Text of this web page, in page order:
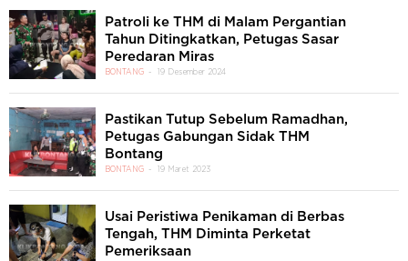
Patroli ke THM di Malam Pergantian
Tahun Ditingkatkan, Petugas Sasar
Peredaran Miras
BONTANG 19 Desember 2024
Pastikan Tutup Sebelum Ramadhan,
Petugas Gabungan Sidak THM
Bontang
BONTANG 19 Maret 2023
Usai Peristiwa Penikaman di Berbas
Tengah, THM Diminta Perketat
Pemeriksaan